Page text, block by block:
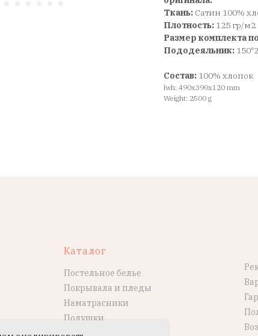
Ткань: Сатин 100%
Плотность: 125 гр/м2
Размер комплекта
Пододеяльник:
Состав: 100% хлопок
lwh: 490x390x120 mm
Weight: 2500 g
Каталог
Постельное белье
Покрывала и пледы
Наматрасники
Подушки